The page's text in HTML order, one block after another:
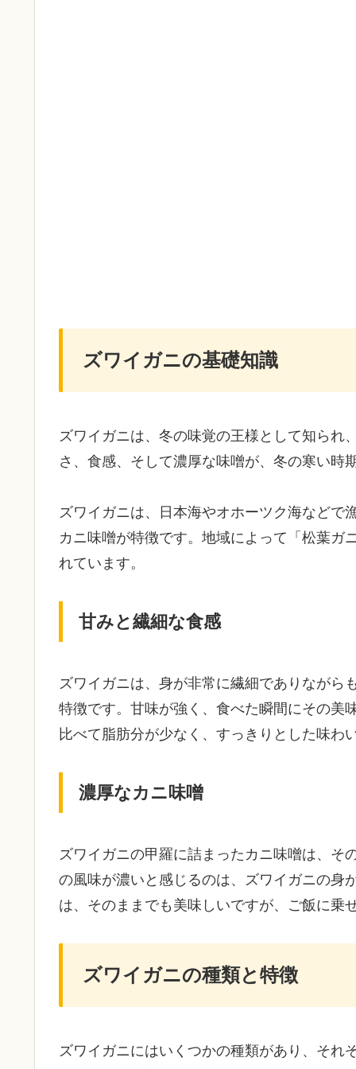
ズワイガニの基礎知識
ズワイガニは、冬の味覚の王様として知られ
さ、食感、そして濃厚な味噌が、冬の寒い時
ズワイガニは、日本海やオホーツク海などで
カニ味噌が特徴です。地域によって「松葉ガ
れています。
甘みと繊細な食感
ズワイガニは、身が非常に繊細でありながら
特徴です。甘味が強く、食べた瞬間にその美
比べて脂肪分が少なく、すっきりとした味わ
濃厚なカニ味噌
ズワイガニの甲羅に詰まったカニ味噌は、そ
の風味が濃いと感じるのは、ズワイガニの身
は、そのままでも美味しいですが、ご飯に乗
ズワイガニの種類と特徴
ズワイガニにはいくつかの種類があり、それ